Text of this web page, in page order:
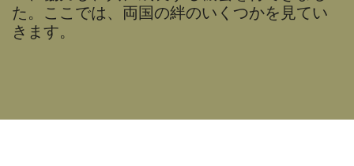
た。ここでは、両国の絆のいくつかを見てい
きます。